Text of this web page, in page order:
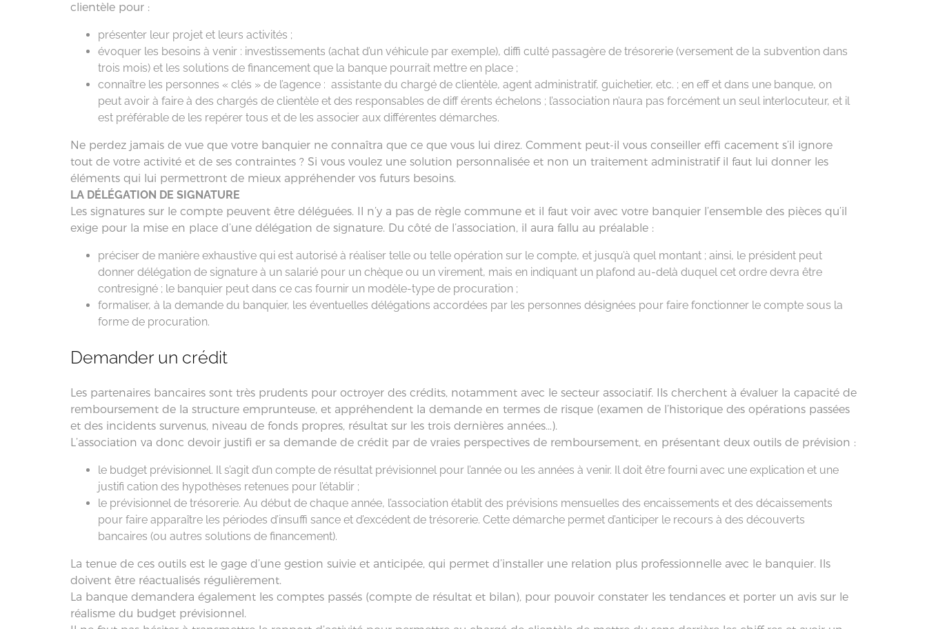
clientèle pour :
présenter leur projet et leurs activités ;
évoquer les besoins à venir : investissements (achat d’un véhicule par exemple), diffi culté passagère de trésorerie (versement de la subvention dans
trois mois) et les solutions de financement que la banque pourrait mettre en place ;
connaître les personnes « clés » de l’agence : assistante du chargé de clientèle, agent administratif, guichetier, etc. ; en eff et dans une banque, on
peut avoir à faire à des chargés de clientèle et des responsables de diff érents échelons ; l’association n’aura pas forcément un seul interlocuteur, et il
est préférable de les repérer tous et de les associer aux différentes démarches.
Ne perdez jamais de vue que votre banquier ne connaîtra que ce que vous lui direz. Comment peut-il vous conseiller effi cacement s’il ignore
tout de votre activité et de ses contraintes ? Si vous voulez une solution personnalisée et non un traitement administratif il faut lui donner les
éléments qui lui permettront de mieux appréhender vos futurs besoins.
LA DÉLÉGATION DE SIGNATURE
Les signatures sur le compte peuvent être déléguées. Il n’y a pas de règle commune et il faut voir avec votre banquier l’ensemble des pièces qu’il
exige pour la mise en place d’une délégation de signature. Du côté de l’association, il aura fallu au préalable :
préciser de manière exhaustive qui est autorisé à réaliser telle ou telle opération sur le compte, et jusqu’à quel montant ; ainsi, le président peut
donner délégation de signature à un salarié pour un chèque ou un virement, mais en indiquant un plafond au-delà duquel cet ordre devra être
contresigné ; le banquier peut dans ce cas fournir un modèle-type de procuration ;
formaliser, à la demande du banquier, les éventuelles délégations accordées par les personnes désignées pour faire fonctionner le compte sous la
forme de procuration.
Demander un crédit
Les partenaires bancaires sont très prudents pour octroyer des crédits, notamment avec le secteur associatif. Ils cherchent à évaluer la capacité de
remboursement de la structure emprunteuse, et appréhendent la demande en termes de risque (examen de l’historique des opérations passées
et des incidents survenus, niveau de fonds propres, résultat sur les trois dernières années…).
L’association va donc devoir justifi er sa demande de crédit par de vraies perspectives de remboursement, en présentant deux outils de prévision :
le budget prévisionnel. Il s’agit d’un compte de résultat prévisionnel pour l’année ou les années à venir. Il doit être fourni avec une explication et une
justifi cation des hypothèses retenues pour l’établir ;
le prévisionnel de trésorerie. Au début de chaque année, l’association établit des prévisions mensuelles des encaissements et des décaissements
pour faire apparaître les périodes d’insuffi sance et d’excédent de trésorerie. Cette démarche permet d’anticiper le recours à des découverts
bancaires (ou autres solutions de financement).
La tenue de ces outils est le gage d’une gestion suivie et anticipée, qui permet d’installer une relation plus professionnelle avec le banquier. Ils
doivent être réactualisés régulièrement.
La banque demandera également les comptes passés (compte de résultat et bilan), pour pouvoir constater les tendances et porter un avis sur le
réalisme du budget prévisionnel.